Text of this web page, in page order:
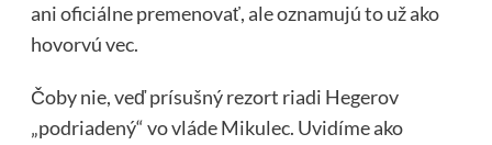
ani oficiálne premenovať, ale oznamujú to už ako
hovorvú vec.
Čoby nie, veď prísušný rezort riadi Hegerov
„podriadený“ vo vláde Mikulec. Uvidíme ako